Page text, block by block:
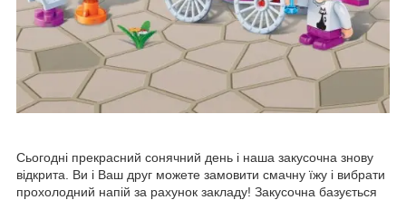
Сьогодні прекрасний сонячний день і наша закусочна знову
відкрита. Ви і Ваш друг можете замовити смачну їжу і вибрати
прохолодний напій за рахунок закладу! Закусочна базується